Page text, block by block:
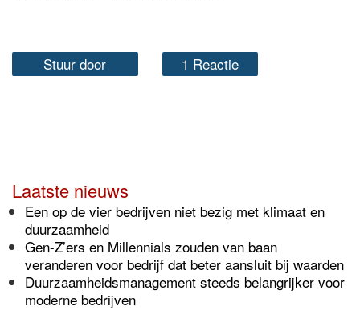
Stuur door 1 Reactie
Laatste nieuws
Een op de vier bedrijven niet bezig met klimaat en
duurzaamheid
Gen-Z’ers en Millennials zouden van baan
veranderen voor bedrijf dat beter aansluit bij waarden
Duurzaamheidsmanagement steeds belangrijker voor
moderne bedrijven